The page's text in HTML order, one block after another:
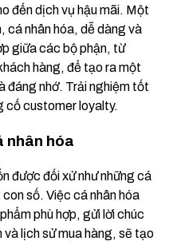
đến dịch vụ hậu mãi. Một
cá nhân hóa, dễ dàng và
giữa các bộ phận, từ
hàng, để tạo ra một
đáng nhớ. Trải nghiệm tốt
cố customer loyalty.
nhân hóa
được đối xử như những cá
số. Việc cá nhân hóa
phù hợp, gửi lời chúc
và lịch sử mua hàng, sẽ tạo